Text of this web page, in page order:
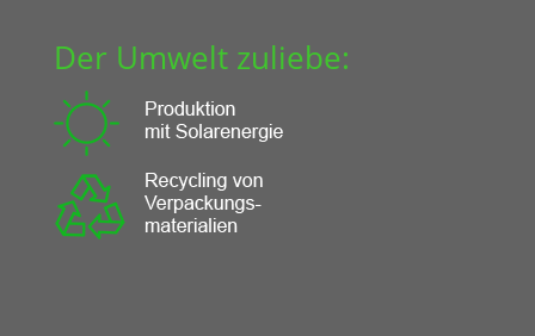
Der Umwelt zuliebe: